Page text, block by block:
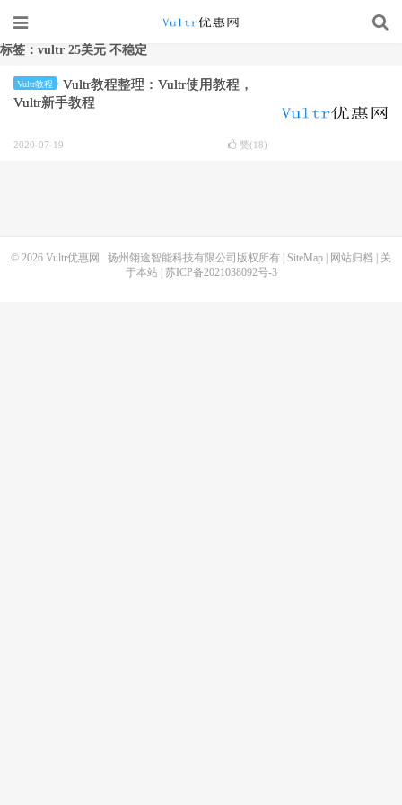
标签：vultr 25美元 不稳定
Vultr教程
Vultr教程整理：Vultr使用教程，
Vultr新手教程
2020-07-19 赞(18)
© 2026 Vultr优惠网 扬州翎途智能科技有限公司版权所有 | SiteMap 网站归档
关
于本站| 苏ICP备2021038092号-3